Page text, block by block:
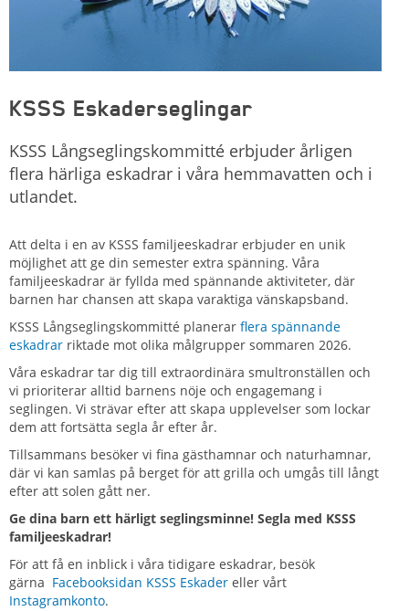
KSSS Eskaderseglingar
KSSS Långseglingskommitté erbjuder årligen
flera härliga eskadrar i våra hemmavatten och i
utlandet.
Att delta i en av KSSS familjeeskadrar erbjuder en unik
möjlighet att ge din semester extra spänning. Våra
familjeeskadrar är fyllda med spännande aktiviteter, där
barnen har chansen att skapa varaktiga vänskapsband.
KSSS Långseglingskommitté planerar flera spännande
eskadrar riktade mot olika målgrupper sommaren 2026.
Våra eskadrar tar dig till extraordinära smultronställen och
vi prioriterar alltid barnens nöje och engagemang i
seglingen. Vi strävar efter att skapa upplevelser som lockar
dem att fortsätta segla år efter år.
Tillsammans besöker vi fina gästhamnar och naturhamnar,
där vi kan samlas på berget för att grilla och umgås till långt
efter att solen gått ner.
Ge dina barn ett härligt seglingsminne! Segla med KSSS
familjeeskadrar!
För att få en inblick i våra tidigare eskadrar, besök
gärna Facebooksidan KSSS Eskader eller vårt
Instagramkonto.